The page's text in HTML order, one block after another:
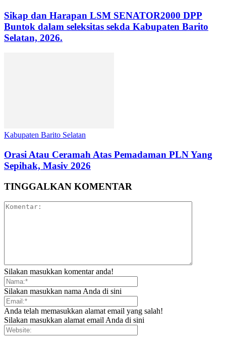
Sikap dan Harapan LSM SENATOR2000 DPP
Buntok dalam seleksitas sekda Kabupaten Barito
Selatan, 2026.
Kabupaten Barito Selatan
Orasi Atau Ceramah Atas Pemadaman PLN Yang
Sepihak, Masiv 2026
TINGGALKAN KOMENTAR
Silakan masukkan komentar anda!
Silakan masukkan nama Anda di sini
Anda telah memasukkan alamat email yang salah!
Silakan masukkan alamat email Anda di sini